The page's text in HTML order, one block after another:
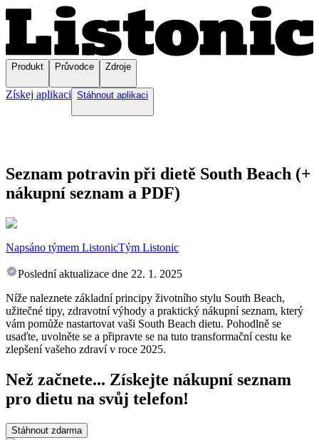
Produkt Průvodce Zdroje
Získej aplikaci Stáhnout aplikaci
Seznam potravin při dietě South Beach (+
nákupní seznam a PDF)
Napsáno týmem ListonicTým Listonic
Poslední aktualizace dne 22. 1. 2025
Níže naleznete základní principy životního stylu South Beach,
užitečné tipy, zdravotní výhody a praktický nákupní seznam, který
vám pomůže nastartovat vaši South Beach dietu. Pohodlně se
usaďte, uvolněte se a připravte se na tuto transformační cestu ke
zlepšení vašeho zdraví v roce 2025.
Než začnete... Získejte nákupní seznam
pro dietu na svůj telefon!
Stáhnout zdarma